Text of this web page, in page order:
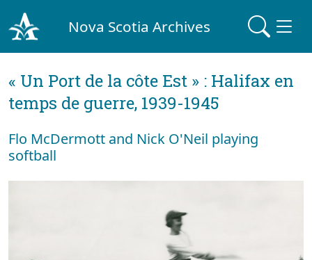
Nova Scotia Archives
« Un Port de la côte Est » : Halifax en
temps de guerre, 1939-1945
Flo McDermott and Nick O'Neil playing
softball